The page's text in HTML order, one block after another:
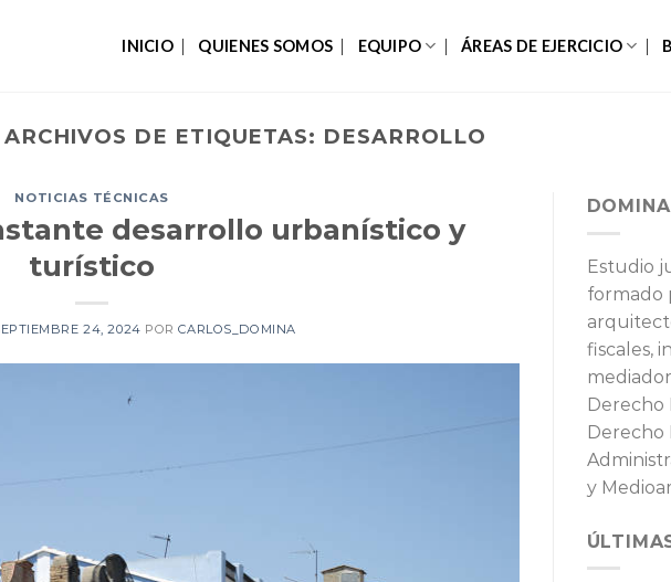
INICIO QUIENES SOMOS EQUIPO ÁREAS DE EJERCICIO
ARCHIVOS DE ETIQUETAS: DESARROLLO
NOTICIAS TÉCNICAS
desarrollo urbanístico y
turístico
24, 2024 PORCARLOS_DOMINA
Estudio
formado
fiscales,
Derecho
Derecho
y